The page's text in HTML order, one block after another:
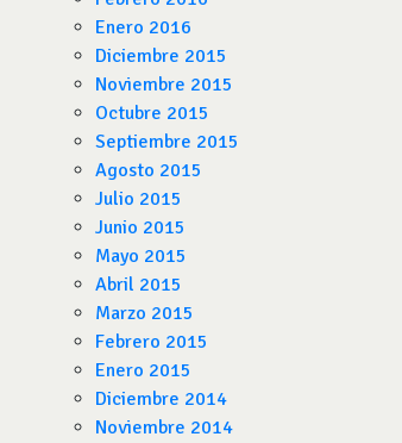
Enero 2016
Diciembre 2015
Noviembre 2015
Octubre 2015
Septiembre 2015
Agosto 2015
Julio 2015
Junio 2015
Mayo 2015
Abril 2015
Marzo 2015
Febrero 2015
Enero 2015
Diciembre 2014
Noviembre 2014